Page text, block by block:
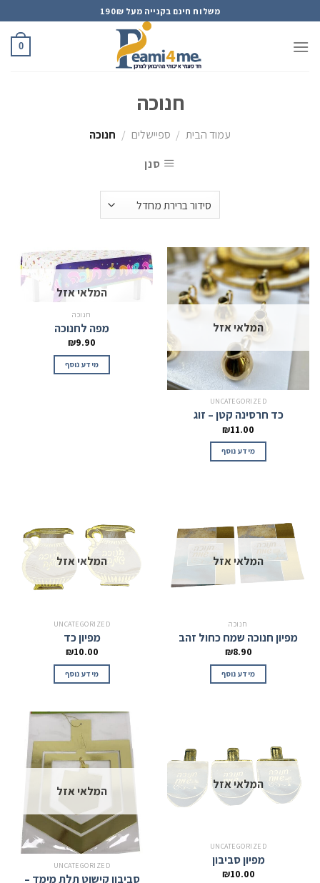
to
content
משלוח חינם בקנייה מעל 190₪
0
חנוכה
עמוד הבית / ספיישלים / חנוכה
סנן
המלאי אזל
UNCATEGORIZED
כד חרסינה קטן – זוג
₪11.00
מידע נוסף
המלאי אזל
חנוכה
מפה לחנוכה
₪9.90
מידע נוסף
המלאי אזל
חנוכה
מפיון חנוכה שמח כחול זהב
₪8.90
מידע נוסף
המלאי אזל
UNCATEGORIZED
מפיון כד
₪10.00
מידע נוסף
המלאי אזל
UNCATEGORIZED
מפיון סביבון
₪10.00
המלאי אזל
UNCATEGORIZED
סביבון קישוט תלת מימד –